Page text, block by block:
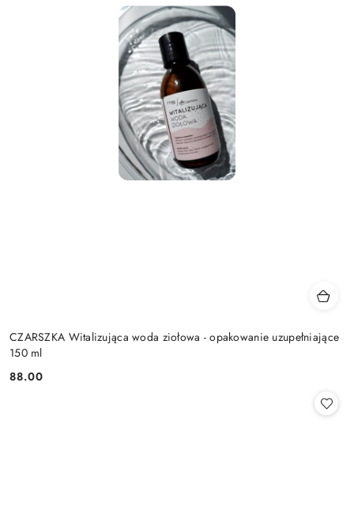
CZARSZKA Witalizująca woda ziołowa - opakowanie uzupełniające
150 ml
Cena:
88.00